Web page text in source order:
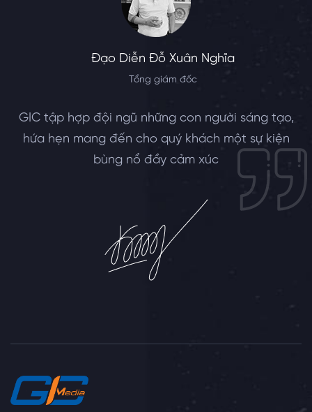
Đạo Diễn Đỗ Xuân Nghĩa
Tổng giám đốc
GIC tập hợp đội ngũ những con người sáng tạo,
hứa hẹn mang đến cho quý khách một sự kiện
bùng nổ đầy cảm xúc